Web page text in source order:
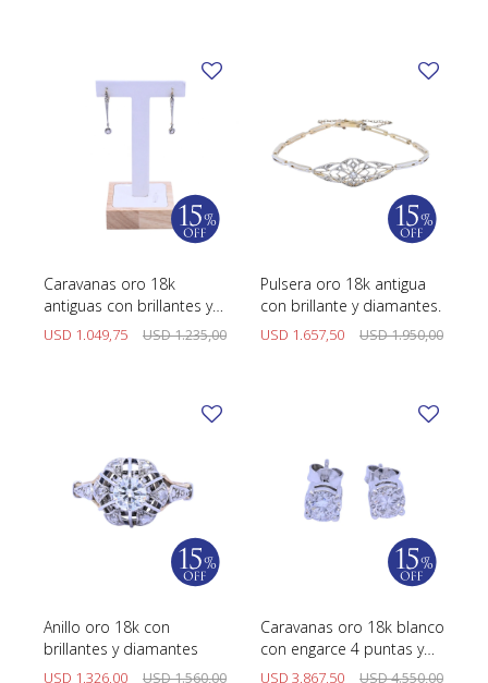
Caravanas oro 18k
antiguas con brillantes y
diamantes.
USD 1.049,75 USD1.235,00
Pulsera oro 18k antigua
con brillante y diamantes.
USD 1.657,50 USD1.950,00
Anillo oro 18k con
brillantes y diamantes
USD 1.326,00 USD1.560,00
Caravanas oro 18k blanco
con engarce 4 puntas y
brillantes.
USD 3.867,50 USD4.550,00